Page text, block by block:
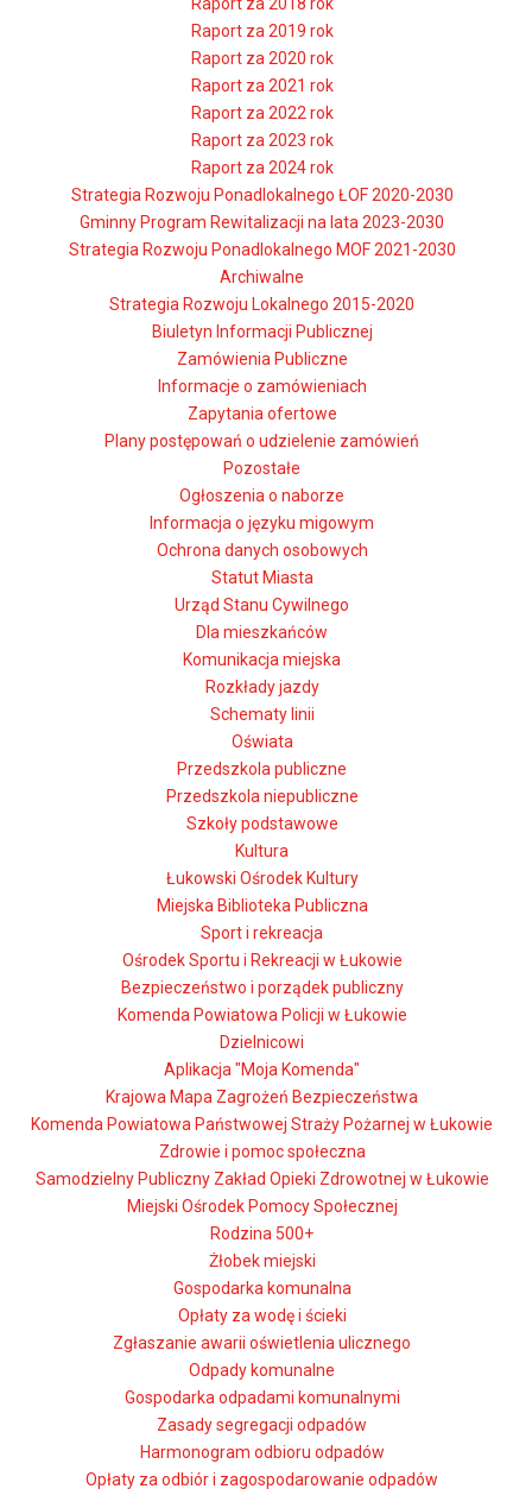
Raport za 2019 rok
Raport za 2020 rok
Raport za 2021 rok
Raport za 2022 rok
Raport za 2023 rok
Raport za 2024 rok
Strategia Rozwoju Ponadlokalnego ŁOF 2020-2030
Gminny Program Rewitalizacji na lata 2023-2030
Strategia Rozwoju Ponadlokalnego MOF 2021-2030
Archiwalne
Strategia Rozwoju Lokalnego 2015-2020
Biuletyn Informacji Publicznej
Zamówienia Publiczne
Informacje o zamówieniach
Zapytania ofertowe
Plany postępowań o udzielenie zamówień
Pozostałe
Ogłoszenia o naborze
Informacja o języku migowym
Ochrona danych osobowych
Statut Miasta
Urząd Stanu Cywilnego
Dla mieszkańców
Komunikacja miejska
Rozkłady jazdy
Schematy linii
Oświata
Przedszkola publiczne
Przedszkola niepubliczne
Szkoły podstawowe
Kultura
Łukowski Ośrodek Kultury
Miejska Biblioteka Publiczna
Sport i rekreacja
Ośrodek Sportu i Rekreacji w Łukowie
Bezpieczeństwo i porządek publiczny
Komenda Powiatowa Policji w Łukowie
Dzielnicowi
Aplikacja "Moja Komenda"
Krajowa Mapa Zagrożeń Bezpieczeństwa
Komenda Powiatowa Państwowej Straży Pożarnej w Łukowie
Zdrowie i pomoc społeczna
Samodzielny Publiczny Zakład Opieki Zdrowotnej w Łukowie
Miejski Ośrodek Pomocy Społecznej
Rodzina 500+
Żłobek miejski
Gospodarka komunalna
Opłaty za wodę i ścieki
Zgłaszanie awarii oświetlenia ulicznego
Odpady komunalne
Gospodarka odpadami komunalnymi
Zasady segregacji odpadów
Harmonogram odbioru odpadów
Opłaty za odbiór i zagospodarowanie odpadów